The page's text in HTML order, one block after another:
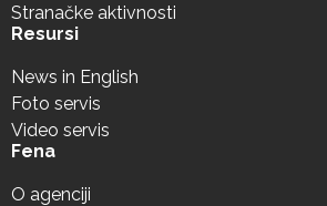
Stranačke aktivnosti
Resursi
News in English
Foto servis
Video servis
Fena
O agenciji